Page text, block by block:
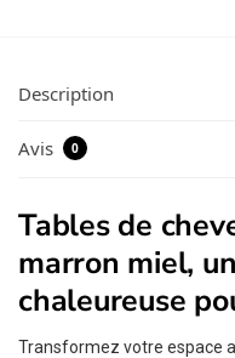
Description
Avis 0
Tables de
marron miel,
chaleureuse
Transformez votre espace